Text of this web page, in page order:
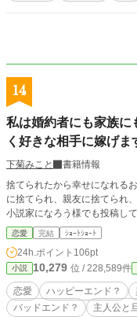
14
私は婚約者にも家族に
く好きな相手に嫁げま
下菊みこと
書籍情報
捨てられたから幸せになれるお話。 ジョルジェットは婚約者に捨て
に捨てられ、親友に捨てられ
小説家になろう様でも投稿して
恋愛 完結 ｼｮｰﾄｼｮｰﾄ
24h.ポイント 106pt
小説 10,279 位 / 228,589件
恋愛 ハッピーエンド？
バッドエンド？
主人公と